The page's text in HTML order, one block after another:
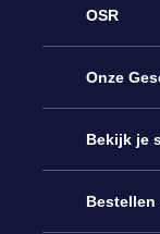
OSR
Service
Contact
Blog
Onze
Online
OSR
Bekijk je
Bestellen